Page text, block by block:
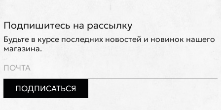
Подпишитесь на рассылку
Будьте в курсе последних новостей и новинок нашего
магазина.
ПОДПИСАТЬСЯ